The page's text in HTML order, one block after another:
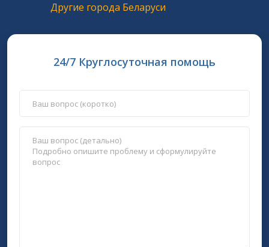
Другие города Беларуси
24/7 Круглосуточная помощь